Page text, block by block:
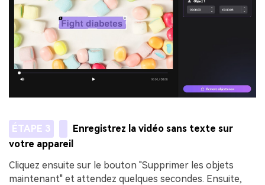
ÉTAPE 3
Enregistrez la vidéo sans texte sur
votre appareil
Cliquez ensuite sur le bouton "Supprimer les objets
maintenant" et attendez quelques secondes. Ensuite,